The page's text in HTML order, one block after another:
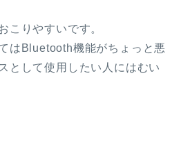
こりやすいです。
はBluetooth機能がちょっと悪
として使用したい人にはむい